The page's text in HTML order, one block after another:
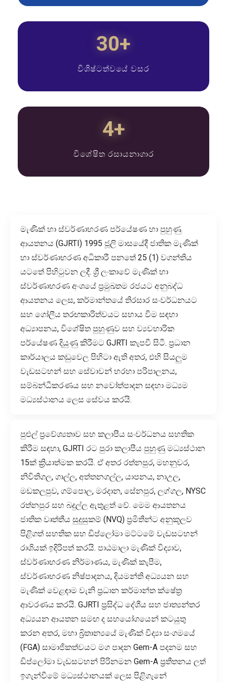
30+
විශිෂ්ටත්වයේ වසර
4+
විශේෂිත රසායනාගාර
මැණික් හා ස්වර්ණාභරණ පර්යේෂණ හා පුහුණු
ආයතනය (GJRTI) 1995 ජූලි මාසයේදී ජාතික මැණික්
හා ස්වර්ණාභරණ අධිකාරී පනතේ 25 (1) වගන්තිය
යටතේ පිහිටුවන ලදී. ශ්‍රී ලංකාවේ මැණික් හා
ස්වර්ණාභරණ අංශයේ ප්‍රමුඛතම රජයට අනුබද්ධ
ආයතනය ලෙස, කර්මාන්තයේ තිරසාර සංවර්ධනයට
සහ ගෝලීය තරඟකාරිත්වයට සහාය වීම සඳහා
අධ්‍යාපනය, විශේෂිත පුහුණුව සහ ව්‍යවහාරික
පර්යේෂණ දියුණු කිරීමට GJRTI කැපවී සිටී. ප්‍රධාන
කාර්යාලය කඩුවෙල පිහිටා ඇති අතර, එහි සියලුම
වැඩසටහන් සහ සේවාවන් හරහා පරිපාලනය,
සම්බන්ධීකරණය සහ නවෝත්පාදන සඳහා මධ්‍යම
මධ්‍යස්ථානය ලෙස සේවය කරයි.
පුළුල් ප්‍රවේශ්‍යතාව සහ කලාපීය සංවර්ධනය සහතික
කිරීම සඳහා, GJRTI රට පුරා කලාපීය පුහුණු මධ්‍යස්ථාන
15ක් ක්‍රියාත්මක කරයි. ඒ අතර රත්නපුර, මහනුවර,
නිවිතිගල, ගාල්ල, අත්තනගල්ල, යාපනය, නාඋල,
මඩකලපුව, ගම්පොල, මරදාන, සේනපුර, ලග්ගල, NYSC
රත්නපුර සහ බදුල්ල ඇතුළත් වේ. මෙම ආයතනය
ජාතික වෘත්තීය සුදුසුකම් (NVQ) ප්‍රමිතීන්ට අනුකූලව
පිළිගත් සහතික සහ ඩිප්ලෝමා මට්ටමේ වැඩසටහන්
රාශියක් ඉදිරිපත් කරයි. පාඨමාලා මැණික් විද්‍යාව,
ස්වර්ණාභරණ නිර්මාණය, මැණික් කැපීම,
ස්වර්ණාභරණ නිෂ්පාදනය, දියමන්ති අධ්‍යයන සහ
මැණික් වෙළඳාම වැනි ප්‍රධාන කර්මාන්ත ක්ෂේත්‍ර
ආවරණය කරයි. GJRTI ප්‍රසිද්ධ දේශීය සහ ජාත්‍යන්තර
අධ්‍යයන ආයතන සමඟ ද සහයෝගයෙන් කටයුතු
කරන අතර, මහා බ්‍රිතාන්‍යයේ මැණික් විද්‍යා සංගමයේ
(FGA) සාමාජිකත්වයට මග පාදන Gem-A පදනම සහ
ඩිප්ලෝමා වැඩසටහන් පිරිනමන Gem-A ප්‍රතීතනය ලත්
ඉගැන්වීමේ මධ්‍යස්ථානයක් ලෙස පිළිගැනේ